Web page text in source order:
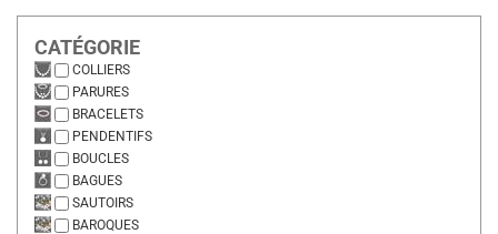
CATÉGORIE
COLLIERS
PARURES
BRACELETS
PENDENTIFS
BOUCLES
BAGUES
SAUTOIRS
BAROQUES